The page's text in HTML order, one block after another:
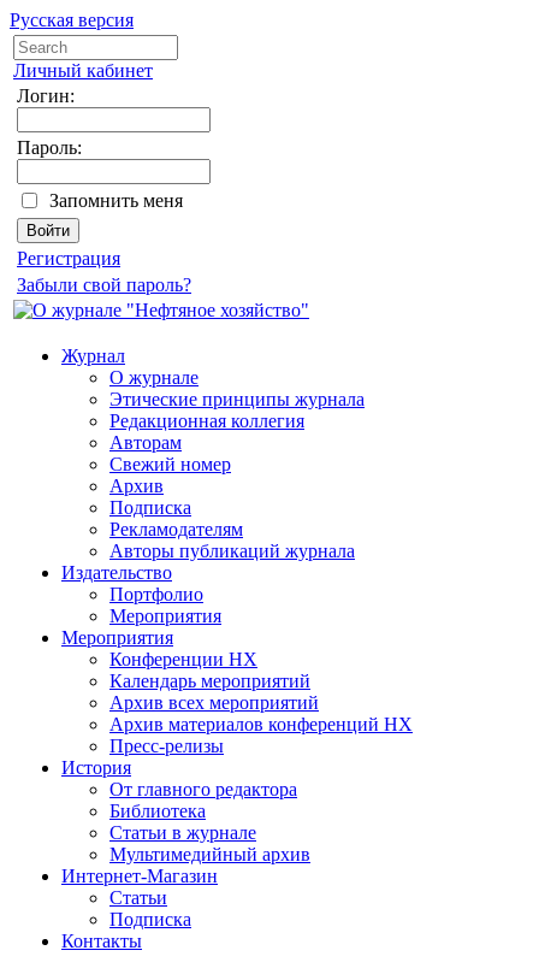
Русская версия
Личный кабинет
Логин:
Пароль:
Запомнить меня
Регистрация
Забыли свой пароль?
Журнал
О журнале
Этические принципы журнала
Редакционная коллегия
Авторам
Свежий номер
Архив
Подписка
Рекламодателям
Авторы публикаций журнала
Издательство
Портфолио
Мероприятия
Мероприятия
Конференции НХ
Календарь мероприятий
Архив всех мероприятий
Архив материалов конференций НХ
Пресс-релизы
История
От главного редактора
Библиотека
Статьи в журнале
Мультимедийный архив
Интернет-Магазин
Статьи
Подписка
Контакты